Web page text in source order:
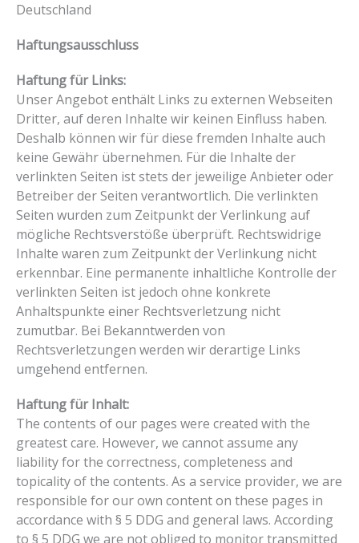
Deutschland
Haftungsausschluss
Haftung für Links:
Unser Angebot enthält Links zu externen Webseiten
Dritter, auf deren Inhalte wir keinen Einfluss haben.
Deshalb können wir für diese fremden Inhalte auch
keine Gewähr übernehmen. Für die Inhalte der
verlinkten Seiten ist stets der jeweilige Anbieter oder
Betreiber der Seiten verantwortlich. Die verlinkten
Seiten wurden zum Zeitpunkt der Verlinkung auf
mögliche Rechtsverstöße überprüft. Rechtswidrige
Inhalte waren zum Zeitpunkt der Verlinkung nicht
erkennbar. Eine permanente inhaltliche Kontrolle der
verlinkten Seiten ist jedoch ohne konkrete
Anhaltspunkte einer Rechtsverletzung nicht
zumutbar. Bei Bekanntwerden von
Rechtsverletzungen werden wir derartige Links
umgehend entfernen.
Haftung für Inhalt:
The contents of our pages were created with the
greatest care. However, we cannot assume any
liability for the correctness, completeness and
topicality of the contents. As a service provider, we are
responsible for our own content on these pages in
accordance with § 5 DDG and general laws. According
to § 5 DDG we are not obliged to monitor transmitted